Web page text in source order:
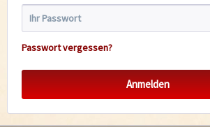
Passwort vergessen?
Anmelden